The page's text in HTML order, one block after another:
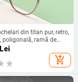
din titan pur, retro,
poligonală, ramă de
femei, ochelari de
optici super elastici noi
Lei
add_shopping_cart